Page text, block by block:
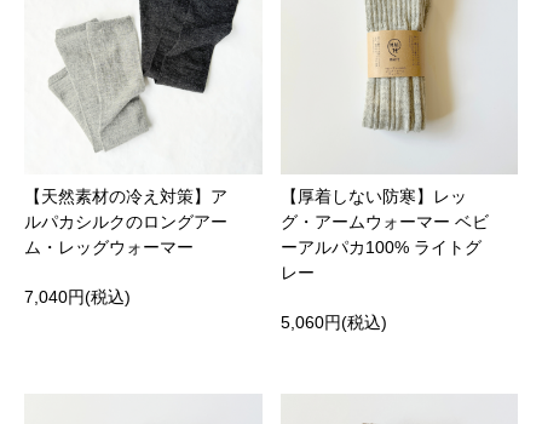
【天然素材の冷え対策】ア
ルパカシルクのロングアー
ム・レッグウォーマー
7,040円(税込)
【厚着しない防寒】レッ
グ・アームウォーマー ベビ
ーアルパカ100% ライトグ
レー
5,060円(税込)